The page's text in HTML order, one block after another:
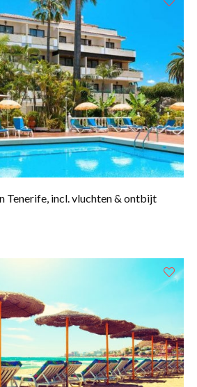
Tenerife, incl. vluchten & ontbijt